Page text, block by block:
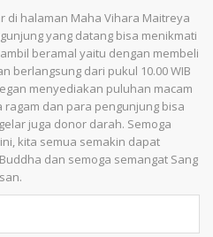
di halaman Maha Vihara Maitreya
yang datang bisa menikmati
beramal yaitu dengan membeli
berlangsung dari pukul 10.00 WIB
menyediakan puluhan macam
dan para pengunjung bisa
juga donor darah. Semoga
kita semua semakin dapat
dan semoga semangat Sang